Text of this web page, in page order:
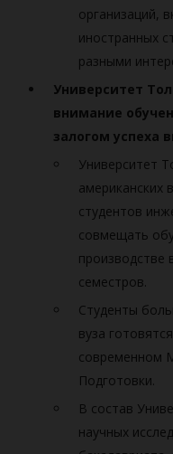
организаций,
иностранных
разными
Университет
внимание
залогом успеха
Университет
американских
студентов
совмещать
производстве
семестров.
Студенты
вуза
современном
Подготовки.
В состав
научных